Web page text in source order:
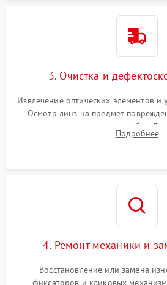
3. Очистка и
Извлечение оптических элементов и
Осмотр линз на предмет
покрытия или появления грибка.
спецрастворами. ПроверкаПодробнее
4. Ремонт механики и
Восстановление или замена
фиксаторов и кликовых